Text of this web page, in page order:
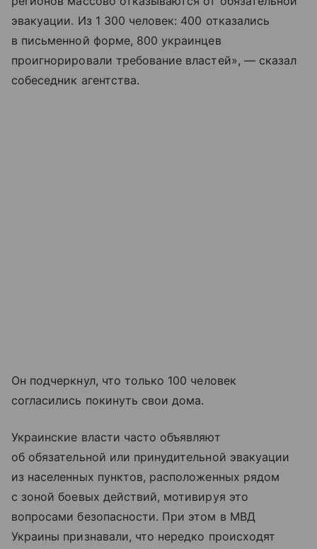
эвакуации. Из 1 300 человек: 400 отказались
в письменной форме, 800 украинцев
проигнорировали требование властей», — сказал
собеседник агентства.
Он подчеркнул, что только 100 человек
согласились покинуть свои дома.
Украинские власти часто объявляют
об обязательной или принудительной эвакуации
из населенных пунктов, расположенных рядом
с зоной боевых действий, мотивируя это
вопросами безопасности. При этом в МВД
Украины признавали, что нередко происходят